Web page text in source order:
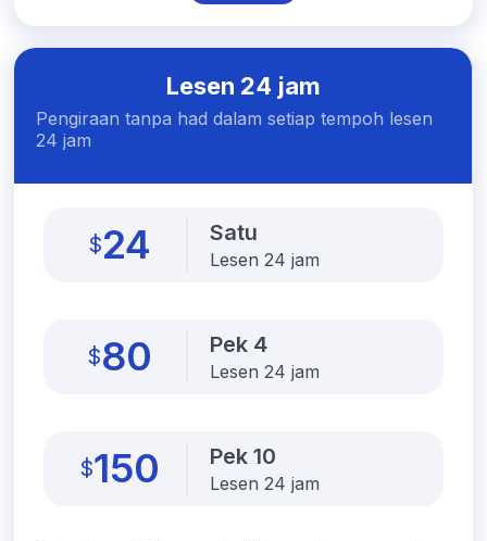
Lesen 24 jam
Pengiraan tanpa had dalam setiap tempoh lesen
24 jam
$24 Satu
Lesen 24 jam
$80 Pek 4
Lesen 24 jam
$150 Pek 10
Lesen 24 jam